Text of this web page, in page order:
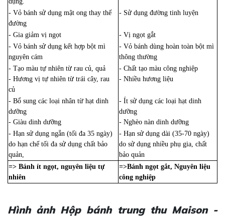
- Vỏ bánh sử dụng mật ong thay thế
đường
- Sử dụng đường tinh luyện
- Gia giảm vị ngọt
- Vị ngọt gắt
- Vỏ bánh sử dụng kết hợp bột mì
nguyên cám
- Vỏ bánh dùng hoàn toàn bột mì
thông thường
- Tạo màu tự nhiên từ rau củ, quả
- Hương vị tự nhiên từ trái cây, rau
củ
- Chất tạo màu công nghiệp
- Nhiều hương liệu
- Bổ sung các loại nhân từ hạt dinh
dưỡng
- Giàu dinh dưỡng
- Ít sử dụng các loại hạt dinh
dưỡng
- Nghèo nàn dinh dưỡng
- Hạn sử dụng ngắn (tối đa 35 ngày)
do hạn chế tối đa sử dụng chất bảo
quản,
- Hạn sử dụng dài (35-70 ngày)
do sử dụng nhiều phụ gia, chất
bảo quản
=> Bánh ít ngọt, nguyên liệu tự
nhiên
=>Bánh ngọt gắt, Nguyên liệu
công nghiệp
Hình ảnh Hộp bánh trung thu Maison -